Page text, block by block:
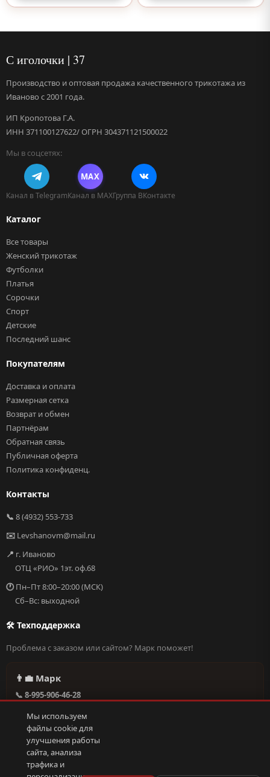
С иголочки | 37
Производство и оптовая продажа качественного трикотажа из
Иваново с 2001 года.
ИП Кропотова Г.А.
ИНН 371100127622/ ОГРН 304371121500022
Мы в соцсетях:
Канал в Telegram
MAX
Канал в MAXГруппа ВКонтакте
Каталог
Все товары
Женский трикотаж
Футболки
Платья
Сорочки
Спорт
Детские
Последний шанс
Покупателям
Доставка и оплата
Размерная сетка
Возврат и обмен
Партнёрам
Обратная связь
Публичная оферта
Политика конфиденц.
Контакты
📞 8 (4932) 553-733
✉️ Levshanovm@mail.ru
📍 г. Иваново
ОТЦ «РИО» 1эт. оф.68
🕐Пн–Пт 8:00–20:00 (МСК)
Сб–Вс: выходной
🛠 Техподдержка
Проблема с заказом или сайтом? Марк поможет!
👨‍💼 Марк
📞 8-995-906-46-28
🕐 Круглосуточно, без выходных
Написать в поддержку →
Мы используем
файлы cookie для
улучшения работы
сайта, анализа
трафика и